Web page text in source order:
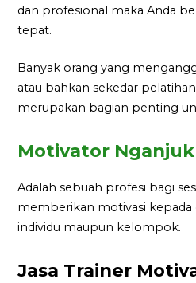
dan profesional maka Anda
tepat.
Banyak orang yang
atau bahkan sekedar
merupakan bagian penting
Motivator Nganjuk
Adalah sebuah profesi bagi
memberikan motivasi kepada
individu maupun kelompok.
Jasa Trainer